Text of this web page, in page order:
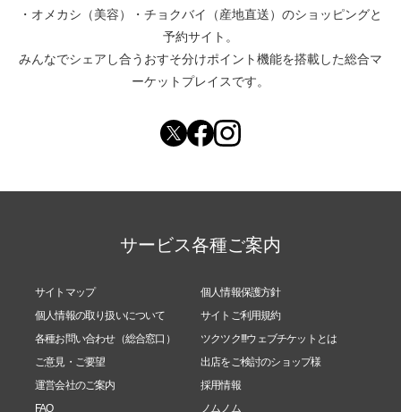
・ オメカシ（美容） ・ チョクバイ（産地直送） のショッピングと
予約サイト。
みんなでシェアし合う おすそ分けポイント機能を搭載した総合マ
ーケットプレイスです。
サービス各種ご案内
サイトマップ
個人情報保護方針
個人情報の取り扱いについて
サイトご利用規約
各種お問い合わせ（総合窓口）
ツクツク!!!ウェブチケットとは
ご意見・ご要望
出店をご検討のショップ様
運営会社のご案内
採用情報
FAQ
ノムノム